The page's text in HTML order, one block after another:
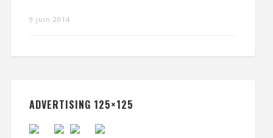
9 juin 2014
ADVERTISING 125×125